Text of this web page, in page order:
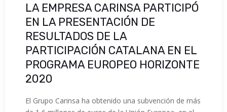
LA EMPRESA CARINSA PARTICIPÓ
EN LA PRESENTACIÓN DE
RESULTADOS DE LA
PARTICIPACIÓN CATALANA EN EL
PROGRAMA EUROPEO HORIZONTE
2020
El Grupo Carinsa ha obtenido una subvención de más